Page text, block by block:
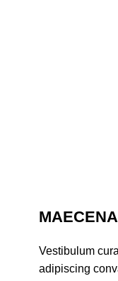
Vestibulum
adipiscing